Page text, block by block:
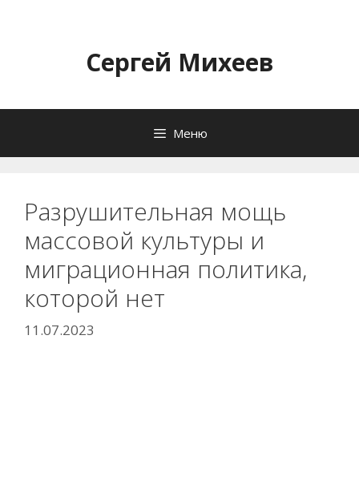
содержимомуСергей Михеев
Меню
Разрушительная мощь
массовой культуры и
миграционная политика,
которой нет
11.07.2023